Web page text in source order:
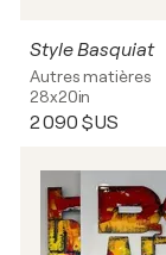
Style Basquiat
Autres matières
28x20in
2 090 $US